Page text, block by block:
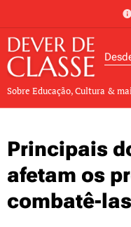
Sobre Educação, Cultura &
Principais
afetam os
combatê-las